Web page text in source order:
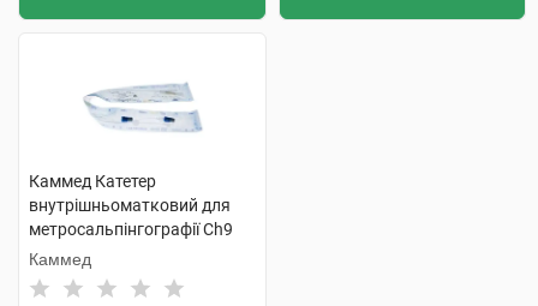
Каммед Катетер
внутрішньоматковий для
метросальпінгографії Ch9
3x420 мм 1 шт
Каммед